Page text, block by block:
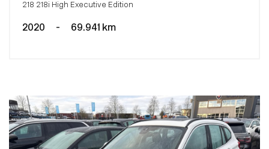
218 218i High Executive Edition
2020 - 69.941 km